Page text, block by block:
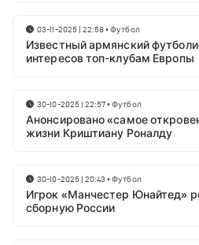
03-11-2025 | 22:58•Футбол
Известный армянский
интересов топ-клубам Европы
30-10-2025 | 22:57•Футбол
Анонсировано «самое
жизни Криштиану Роналду
30-10-2025 | 20:43 •Футбол
Игрок «Манчестер Юнайтед»
сборную России